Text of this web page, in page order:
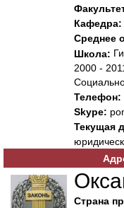
Кафедра:
Среднее
Школа:
2000 -
Телефон:
Skype:
Текущая
Страна